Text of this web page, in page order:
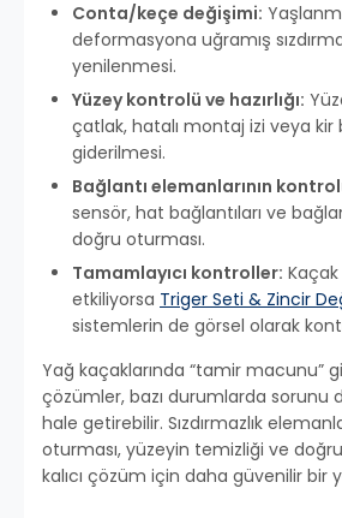
Conta/keçe değişimi:
deformasyona uğramış
yenilenmesi.
Yüzey kontrolü ve hazırlığı:
çatlak, hatalı montaj izi veya kir
giderilmesi.
Bağlantı elemanlarının
sensör, hat bağlantıları ve
doğru oturması.
Tamamlayıcı kontroller: Kaçak
etkiliyorsa Triger Seti & Zincir
sistemlerin de görsel olarak
Yağ kaçaklarında “tamir macunu”
çözümler, bazı durumlarda sorunu
hale getirebilir. Sızdırmazlık
oturması, yüzeyin temizliği ve doğru
kalıcı çözüm için daha güvenilir bir